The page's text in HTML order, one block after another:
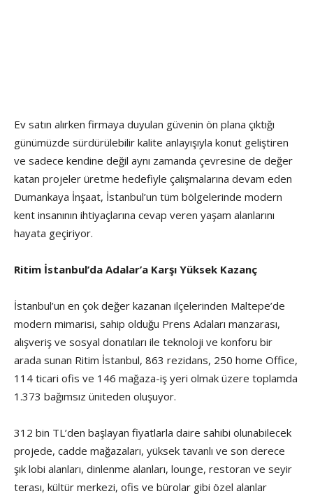
Ev satın alırken firmaya duyulan güvenin ön plana çıktığı
günümüzde sürdürülebilir kalite anlayışıyla konut geliştiren
ve sadece kendine değil aynı zamanda çevresine de değer
katan projeler üretme hedefiyle çalışmalarına devam eden
Dumankaya İnşaat, İstanbul’un tüm bölgelerinde modern
kent insanının ihtiyaçlarına cevap veren yaşam alanlarını
hayata geçiriyor.
Ritim İstanbul’da Adalar’a Karşı Yüksek Kazanç
İstanbul’un en çok değer kazanan ilçelerinden Maltepe’de
modern mimarisi, sahip olduğu Prens Adaları manzarası,
alışveriş ve sosyal donatıları ile teknoloji ve konforu bir
arada sunan Ritim İstanbul, 863 rezidans, 250 home Office,
114 ticari ofis ve 146 mağaza-iş yeri olmak üzere toplamda
1.373 bağımsız üniteden oluşuyor.
312 bin TL’den başlayan fiyatlarla daire sahibi olunabilecek
projede, cadde mağazaları, yüksek tavanlı ve son derece
şık lobi alanları, dinlenme alanları, lounge, restoran ve seyir
terası, kültür merkezi, ofis ve bürolar gibi özel alanlar